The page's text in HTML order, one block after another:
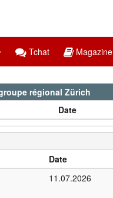
Tchat Magazine
régional Zürich
Date
Date
11.07.2026